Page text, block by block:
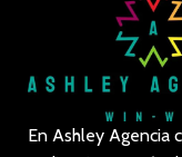
En Ashley Agencia